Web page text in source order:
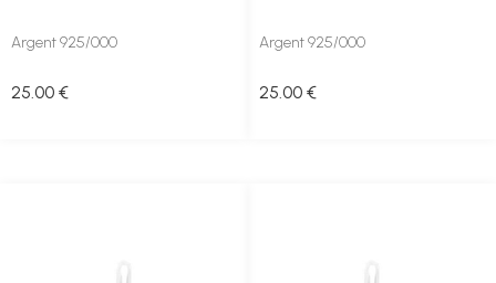
Argent 925/000
25 .00 €
Argent 925/000
25 .00 €